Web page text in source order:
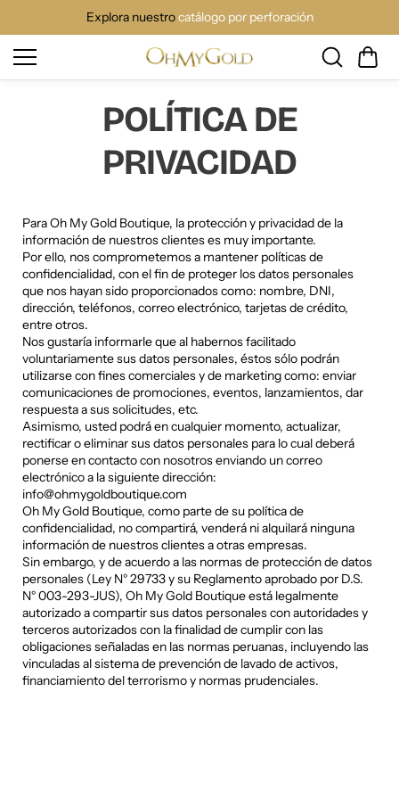
do
Explora nuestrocatálogo por perforación
POLÍTICA DE
PRIVACIDAD
Para Oh My Gold Boutique, la protección y privacidad de la
información de nuestros clientes es muy importante.
Por ello, nos comprometemos a mantener políticas de
confidencialidad, con el fin de proteger los datos personales
que nos hayan sido proporcionados como: nombre, DNI,
dirección, teléfonos, correo electrónico, tarjetas de crédito,
entre otros.
Nos gustaría informarle que al habernos facilitado
voluntariamente sus datos personales, éstos sólo podrán
utilizarse con fines comerciales y de marketing como: enviar
comunicaciones de promociones, eventos, lanzamientos, dar
respuesta a sus solicitudes, etc.
Asimismo, usted podrá en cualquier momento, actualizar,
rectificar o eliminar sus datos personales para lo cual deberá
ponerse en contacto con nosotros enviando un correo
electrónico a la siguiente dirección:
info@ohmygoldboutique.com
Oh My Gold Boutique, como parte de su política de
confidencialidad, no compartirá, venderá ni alquilará ninguna
información de nuestros clientes a otras empresas.
Sin embargo, y de acuerdo a las normas de protección de datos
personales (Ley N° 29733 y su Reglamento aprobado por D.S.
N° 003-293-JUS), Oh My Gold Boutique está legalmente
autorizado a compartir sus datos personales con autoridades y
terceros autorizados con la finalidad de cumplir con las
obligaciones señaladas en las normas peruanas, incluyendo las
vinculadas al sistema de prevención de lavado de activos,
financiamiento del terrorismo y normas prudenciales.